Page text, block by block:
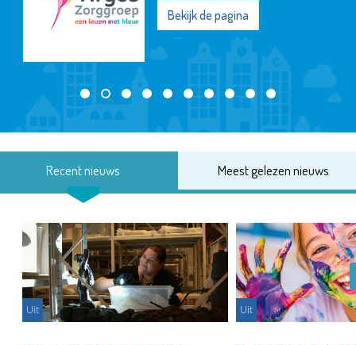
Bekijk de pagina
Recent nieuws Meest gelezen nieuws
Uit Uit